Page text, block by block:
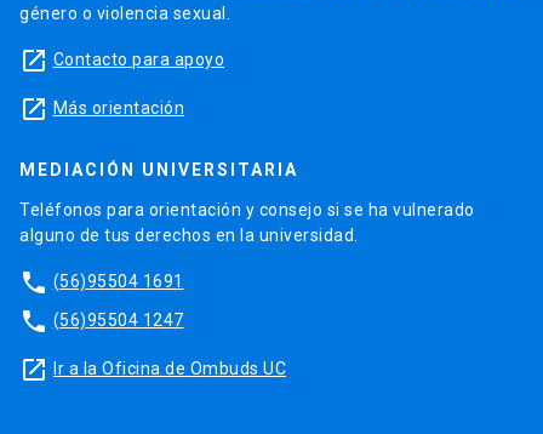
género o violencia sexual.
launch Contacto para apoyo
launch Más orientación
MEDIACIÓN UNIVERSITARIA
Teléfonos para orientación y consejo si se ha vulnerado
alguno de tus derechos en la universidad.
phone (56)95504 1691
phone (56)95504 1247
launch Ir a la Oficina de Ombuds UC